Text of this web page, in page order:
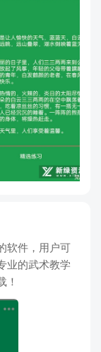
软件，用户可
业的武术教学
！